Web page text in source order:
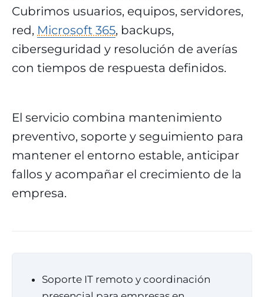
Cubrimos usuarios, equipos, servidores,
red, Microsoft 365, backups,
ciberseguridad y resolución de averías
con tiempos de respuesta definidos.
El servicio combina mantenimiento
preventivo, soporte y seguimiento para
mantener el entorno estable, anticipar
fallos y acompañar el crecimiento de la
empresa.
Soporte IT remoto y coordinación